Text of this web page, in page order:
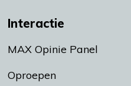
Interactie
MAX Opinie Panel
Oproepen